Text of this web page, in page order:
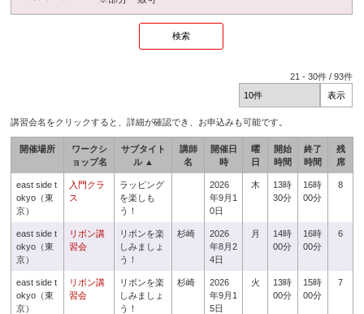
21 -30件 /93件
講習会名をクリックすると、詳細が確認でき、お申込みも可能です。
開催場所
ワークシ
ョップ名
サブタイト
ル ▲
講師
名
開催日
時
曜
日
開始
時間
終了
時間
残
席
east side t
okyo（東
京）
入門クラ
ス
ラッピング
を楽しも
う！
2026
年9月1
0日
木
13時
30分
16時
00分
8
east side t
okyo（東
京）
リボン講
習会
リボンを楽
しみましょ
う！
杉崎
2026
年8月2
4日
月
14時
00分
16時
00分
6
east side t
okyo（東
京）
リボン講
習会
リボンを楽
しみましょ
う！
杉崎
2026
年9月1
5日
火
13時
00分
15時
00分
7